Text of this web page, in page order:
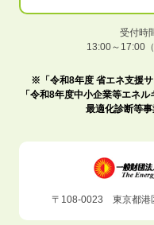
受付時
13:00～17:00
※「令和8年度 省エネ支援
「令和8年度中小企業等エネ
最適化診断等事
〒108-0023 東京都港